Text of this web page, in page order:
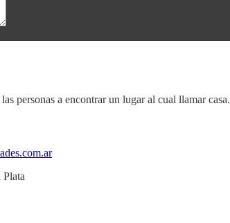
personas a encontrar un lugar al cual llamar casa.
Plata